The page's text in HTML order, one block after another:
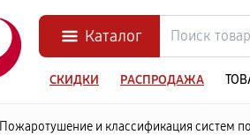
Каталог
СКИДКИ РАСПРОДАЖА
Пожаротушение и классификация систем